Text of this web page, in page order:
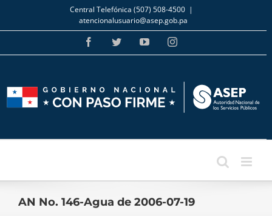
Skip
to
content
Central Telefónica (507) 508-4500 |
atencionalusuario@asep.gob.pa
FacebookTwitterYouTubeInstagram
AN No. 146-Agua de 2006-07-19